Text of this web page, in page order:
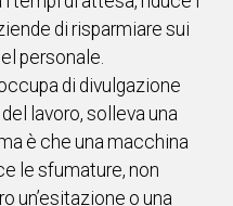
di risparmiare sui
personale.
di divulgazione
lavoro, solleva una
è che una macchina
le sfumature, non
un’esitazione o una